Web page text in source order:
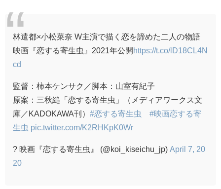
林遣都×小松菜奈 W主演で描く恋を諦めた二人の物語
映画『恋する寄生虫』2021年公開 https://t.co/lD18CL4N
cd
監督：柿本ケンサク／脚本：山室有紀子
原案：三秋縋「恋する寄生虫」（メディアワークス文
庫／KADOKAWA刊） #恋する寄生虫
#映画恋する寄
生虫 pic.twitter.com/K2RHKpK0Wr
? 映画『恋する寄生虫』 (@koi_kiseichu_jp) April 7, 20
20